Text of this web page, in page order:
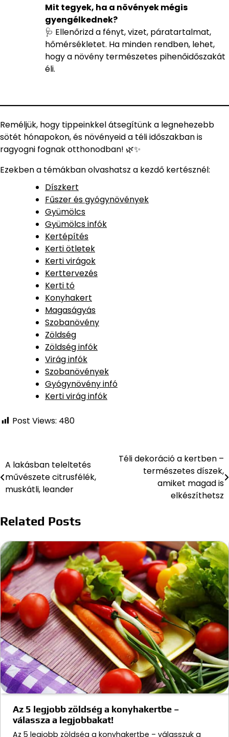
Mit tegyek, ha a növények mégis
gyengélkednek?
🩺 Ellenőrizd a fényt, vizet, páratartalmat,
hőmérsékletet. Ha minden rendben, lehet,
hogy a növény természetes pihenőidőszakát
éli.
Reméljük, hogy tippeinkkel átsegítünk a legnehezebb
sötét hónapokon, és növényeid a téli időszakban is
ragyogni fognak otthonodban! 🌿✨
Ezekben a témákban olvashatsz a kezdő kertésznél:
Díszkert
Fűszer és gyógynövények
Gyümölcs
Gyümölcs infók
Kertépítés
Kerti ötletek
Kerti virágok
Kerttervezés
Kerti tó
Konyhakert
Magaságyás
Szobanövény
Zöldség
Zöldség infók
Virág infók
Szobanövények
Gyógynövény infó
Kerti virág infók
Post Views: 480
Bejegyzés
navigáció
A lakásban teleltetés
művészete citrusfélék,
muskátli, leander
Téli dekoráció a kertben –
természetes díszek,
amiket magad is
elkészíthetsz
Related Posts
Az 5 legjobb zöldség a konyhakertbe –
válassza a legjobbakat!
Az 5 legjobb zöldség a konyhakertbe – válasszuk a